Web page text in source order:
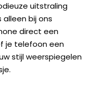
uitstraling
bij ons
direct een
je telefoon een
stijl weerspiegelen